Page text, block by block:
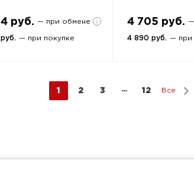
руб. — при обмене
— при покупке
4 705 руб. —
4 890 руб. — при
1 2 3 12 Все